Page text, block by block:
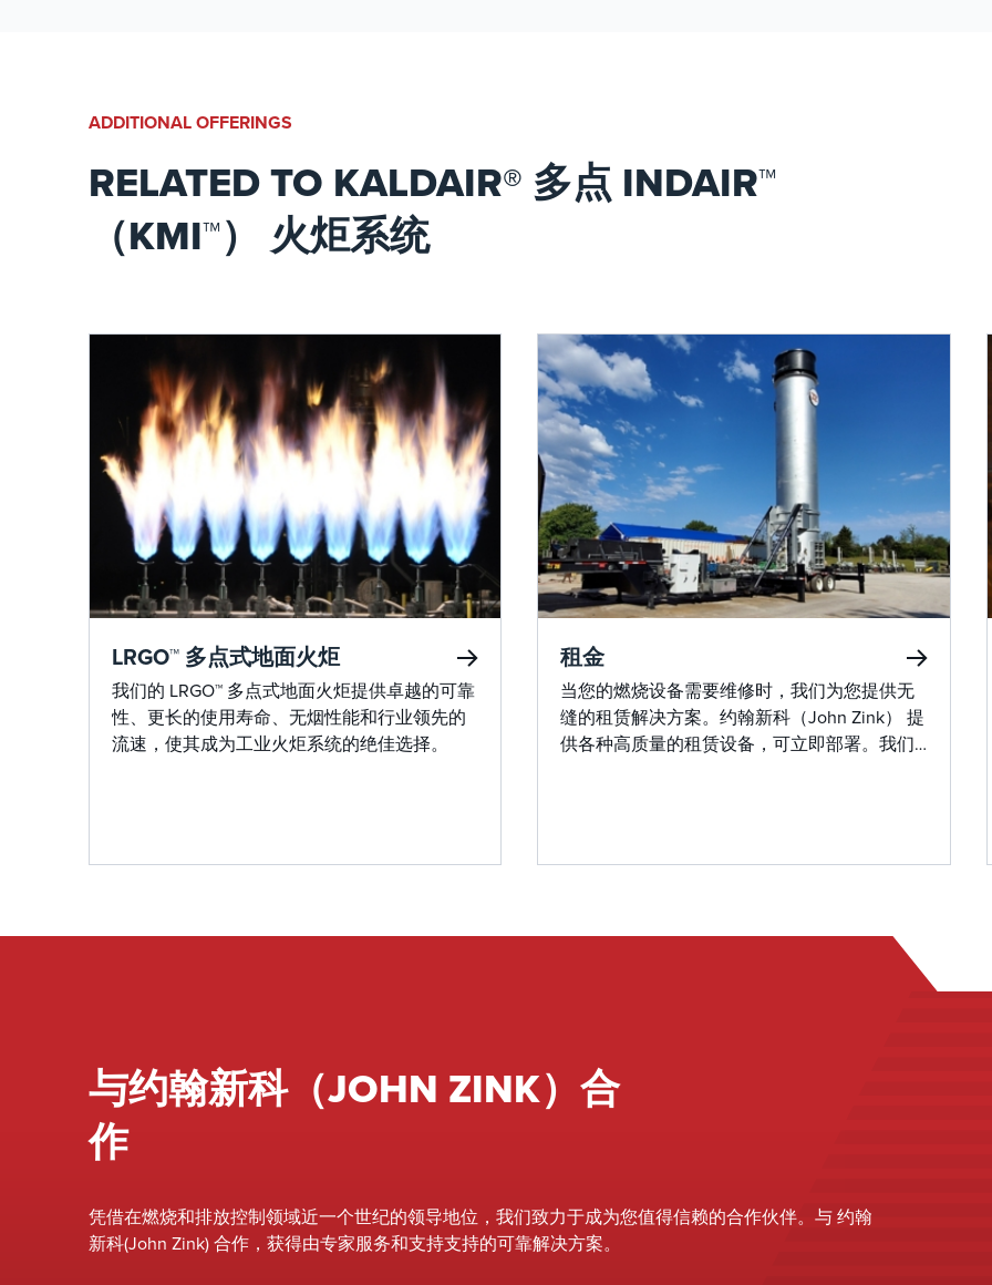
ADDITIONAL OFFERINGS
RELATED TO KALDAIR® 多点 INDAIR™
（KMI™） 火炬系统
LRGO™ 多点式地面火炬
我们的 LRGO™ 多点式地面火炬提供卓越的可靠
性、更长的使用寿命、无烟性能和行业领先的
流速，使其成为工业火炬系统的绝佳选择。
租金
当您的燃烧设备需要维修时，我们为您提供无
缝的租赁解决方案。约翰新科（John Zink） 提
供各种高质量的租赁设备，可立即部署。我们
与约翰新科（JOHN ZINK）合
作
凭借在燃烧和排放控制领域近一个世纪的领导地位，我们致力于成为您值得信赖的合作伙伴。与 约翰
新科(John Zink) 合作，获得由专家服务和支持支持的可靠解决方案。